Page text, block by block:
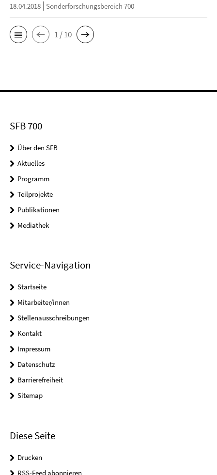
18.04.2018 Sonderforschungsbereich 700
1 / 10
SFB 700
Über den SFB
Aktuelles
Programm
Teilprojekte
Publikationen
Mediathek
Service-Navigation
Startseite
Mitarbeiter/innen
Stellenausschreibungen
Kontakt
Impressum
Datenschutz
Barrierefreiheit
Sitemap
Diese Seite
Drucken
RSS-Feed abonnieren